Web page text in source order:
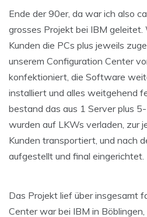
Ende der 90er, da war ich also
grosses Projekt bei IBM geleitet.
Kunden die PCs plus jeweils
unserem Configuration Center
konfektioniert, die Software
installiert und alles weitgehend
bestand das aus 1 Server plus
wurden auf LKWs verladen, zur
Kunden transportiert, und nach
aufgestellt und final eingerichtet.
Das Projekt lief über insgesamt
Center war bei IBM in